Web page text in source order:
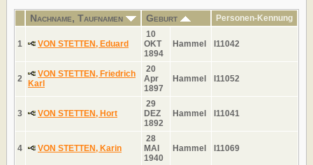
Nachname, Taufnamen Geburt Personen-Kennung
1 VON STETTEN, Eduard
10
OKT
1894
Hammel I11042
2
VON STETTEN, Friedrich
Karl
20
Apr
1897
Hammel I11052
3 VON STETTEN, Hort
29
DEZ
1892
Hammel I11041
4 VON STETTEN, Karin
28
MAI
1940
Hammel I11069